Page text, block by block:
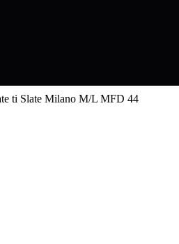
ti Slate Milano M/L MFD 44